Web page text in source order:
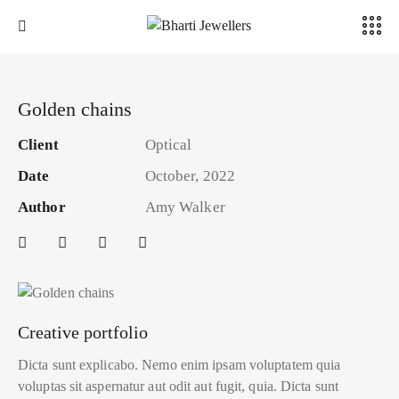
Golden chains
Creative portfolio
Dicta sunt explicabo. Nemo enim ipsam voluptatem quia
voluptas sit aspernatur aut odit aut fugit, quia. Dicta sunt
Client
Optical
Date
October, 2022
Author
Amy Walker